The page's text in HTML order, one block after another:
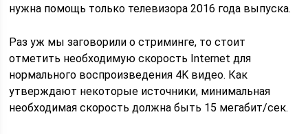
нужна помощь только телевизора 2016 года выпуска.
Раз уж мы заговорили о стриминге, то стоит
отметить необходимую скорость Internet для
нормального воспроизведения 4K видео. Как
утверждают некоторые источники, минимальная
необходимая скорость должна быть 15 мегабит/сек.